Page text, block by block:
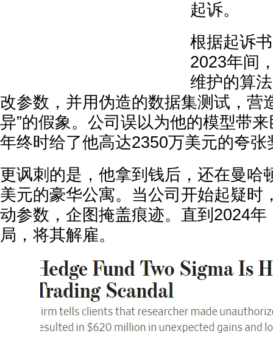
起诉。
根据起诉
2023年间
维护的算
改参数，并用伪造的数据集测试，营
异”的假象。公司误以为他的模型带
年终时给了他高达2350万美元的夸张
更讽刺的是，他拿到钱后，还在曼哈
美元的豪华公寓。当公司开始起疑时
动参数，企图掩盖痕迹。直到2024
局，将其解雇。